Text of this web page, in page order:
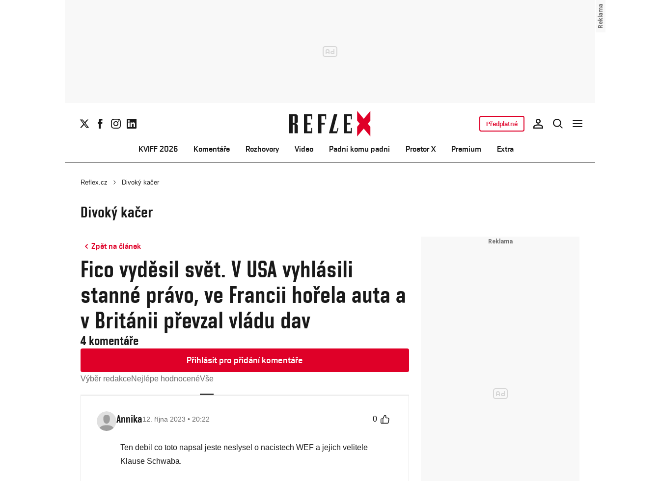
KVIFF 2026 Komentáře Rozhovory Video Padni komu padni Prostor X Premium Extra
Předplatné
Reflex.cz Divoký kačer
Divoký kačer
Zpět na článek
Fico vyděsil svět. V USA vyhlásili
stanné právo, ve Francii hořela auta a
v Británii převzal vládu dav
4 komentáře
Přihlásit pro přidání komentáře
Výběr redakceNejlépe hodnocenéVše
Annika12. října 2023 • 20:22 0
Ten debil co toto napsal jeste neslysel o nacistech WEF a jejich velitele
Klause Schwaba.